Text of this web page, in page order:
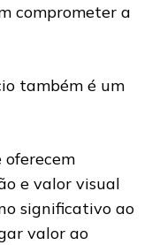
comprometer a
também é um
e valor visual
significativo ao
valor ao